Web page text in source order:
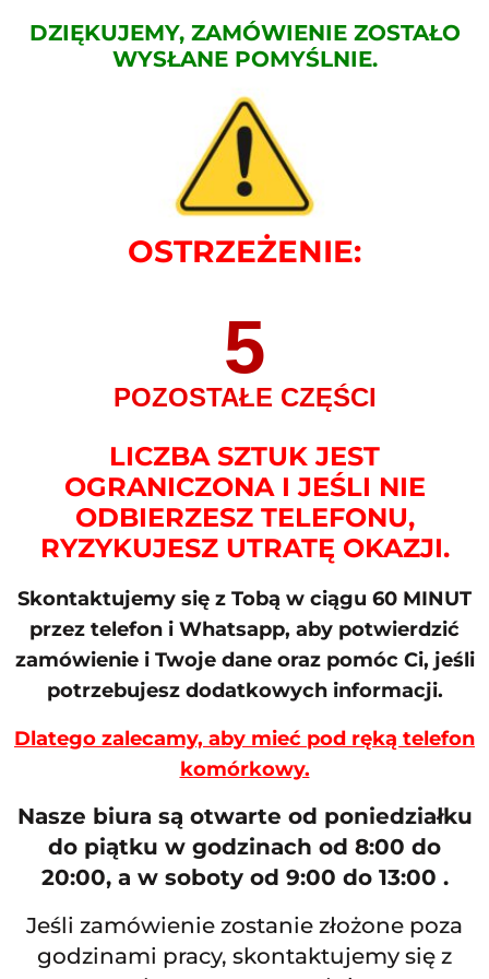
DZIĘKUJEMY, ZAMÓWIENIE ZOSTAŁO
WYSŁANE POMYŚLNIE.
OSTRZEŻENIE:
POZOSTAŁE CZĘŚCI
5
LICZBA SZTUK JEST
OGRANICZONA I JEŚLI NIE
ODBIERZESZ TELEFONU,
RYZYKUJESZ UTRATĘ OKAZJI.
Skontaktujemy się z Tobą w ciągu 60 MINUT
przez telefon i Whatsapp, aby potwierdzić
zamówienie i Twoje dane oraz pomóc Ci, jeśli
potrzebujesz dodatkowych informacji.
Dlatego zalecamy, aby mieć pod ręką telefon
komórkowy.
Nasze biura są otwarte od poniedziałku
do piątku w godzinach od 8:00 do
20:00, a w soboty od 9:00 do 13:00 .
Jeśli zamówienie zostanie złożone poza
godzinami pracy, skontaktujemy się z